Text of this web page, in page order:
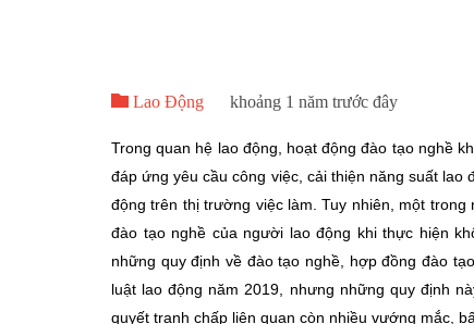
 Lao Động khoảng 1 năm trước đây
Trong quan hệ lao động, hoạt động đào tạo nghề
đáp ứng yêu cầu công việc, cải thiện năng suất
động trên thị trường việc làm. Tuy nhiên, một
đào tạo nghề của người lao động khi thực hiện
những quy định về đào tạo nghề, hợp đồng đào
luật lao động năm 2019, nhưng những quy định
quyết tranh chấp liên quan còn nhiều vướng mắc,